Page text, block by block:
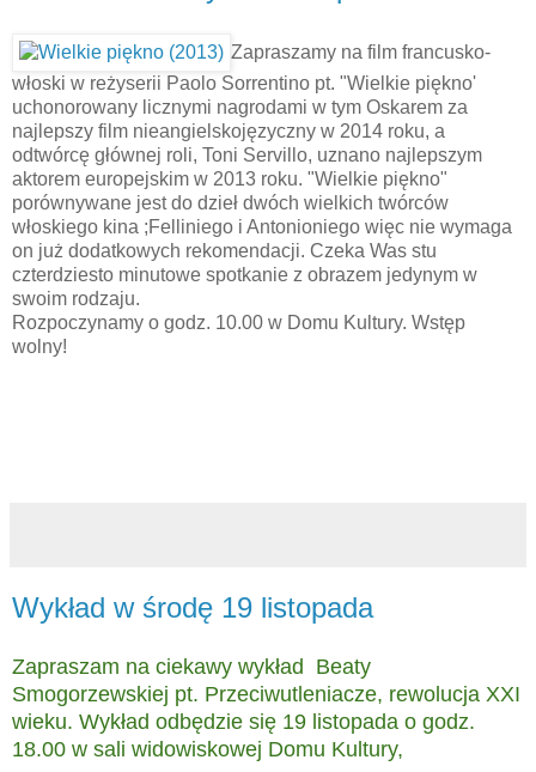
Zapraszamy na film francusko-
włoski w reżyserii Paolo Sorrentino pt. "Wielkie piękno'
uchonorowany licznymi nagrodami w tym Oskarem za
najlepszy film nieangielskojęzyczny w 2014 roku, a
odtwórcę głównej roli, Toni Servillo, uznano najlepszym
aktorem europejskim w 2013 roku. "Wielkie piękno"
porównywane jest do dzieł dwóch wielkich twórców
włoskiego kina ;Felliniego i Antonioniego więc nie wymaga
on już dodatkowych rekomendacji. Czeka Was stu
czterdziesto minutowe spotkanie z obrazem jedynym w
swoim rodzaju.
Rozpoczynamy o godz. 10.00 w Domu Kultury. Wstęp
wolny!
Wykład w środę 19 listopada
Zapraszam na ciekawy wykład Beaty
Smogorzewskiej pt. Przeciwutleniacze, rewolucja XXI
wieku. Wykład odbędzie się 19 listopada o godz.
18.00 w sali widowiskowej Domu Kultury,